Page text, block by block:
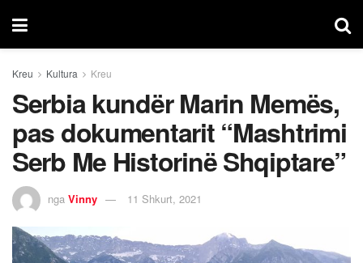
Kreu Kultura Kreu
Serbia kundër Marin Memës,
pas dokumentarit “Mashtrimi
Serb Me Historinë Shqiptare”
nga Vinny 11 Shkurt, 2021